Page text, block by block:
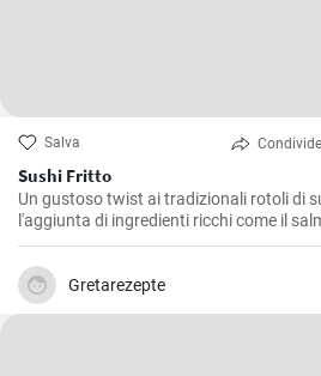
Salva
Sushi Fritto
Un gustoso twist ai tradizionali rotoli di
l'aggiunta di ingredienti ricchi come il
formaggio. La frittura dona al piatto un
delizioso che ne farà innamorare tutti.
Gretarezepte